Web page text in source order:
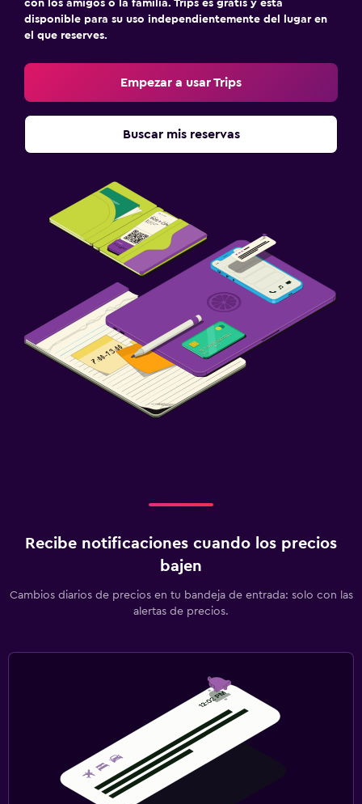
con los amigos o la familia. Trips es gratis y está
disponible para su uso independientemente del lugar en
el que reserves.
Empezar a usar Trips
Buscar mis reservas
Recibe notificaciones cuando los precios
bajen
Cambios diarios de precios en tu bandeja de entrada: solo con las
alertas de precios.